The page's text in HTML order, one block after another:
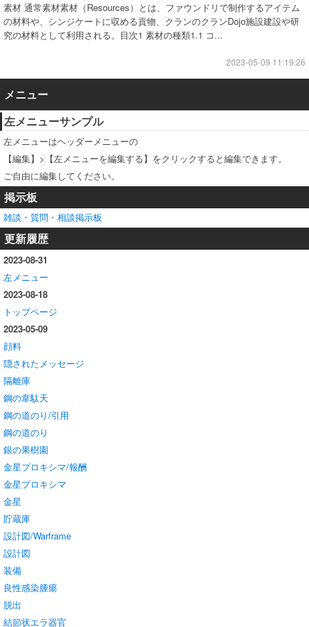
素材 通常素材素材（Resources）とは、ファウンドリで制作するアイテム
の材料や、シンジケートに収める貢物、クランのクランDojo施設建設や研
究の材料として利用される。目次1 素材の種類1.1 コ...
2023-05-09 11:19:26
メニュー
左メニューサンプル
左メニューはヘッダーメニューの
【編集】>【左メニューを編集する】をクリックすると編集できます。
ご自由に編集してください。
掲示板
雑談・質問・相談掲示板
更新履歴
2023-08-31
左メニュー
2023-08-18
トップページ
2023-05-09
顔料
隠されたメッセージ
隔離庫
鋼の韋駄天
鋼の道のり/引用
鋼の道のり
銀の果樹園
金星プロキシマ/報酬
金星プロキシマ
金星
貯蔵庫
設計図/Warframe
設計図
装備
良性感染腫瘍
脱出
結節状エラ器官